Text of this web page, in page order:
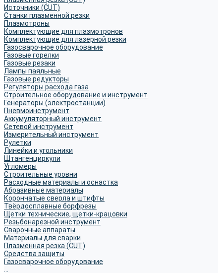
Источники (CUT)
Станки плазменной резки
Плазмотроны
Комплектующие для плазмотронов
Комплектующие для лазерной резки
Газосварочное оборудование
Газовые горелки
Газовые резаки
Лампы паяльные
Газовые редукторы
Регуляторы расхода газа
Строительное оборудование и инструмент
Генераторы (электростанции)
Пневмоинструмент
Аккумуляторный инструмент
Сетевой инструмент
Измерительный инструмент
Рулетки
Линейки и угольники
Штангенциркули
Угломеры
Строительные уровни
Расходные материалы и оснастка
Абразивные материалы
Корончатые сверла и штифты
Твёрдосплавные борфрезы
Щетки технические, щетки-крацовки
Резьбонарезной инструмент
Сварочные аппараты
Материалы для сварки
Плазменная резка (CUT)
Средства защиты
Газосварочное оборудование